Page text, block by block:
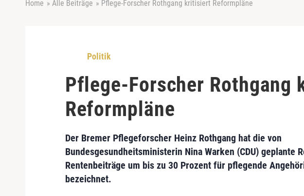
Home » Alle Beiträge » Pflege-Forscher Rothgang kritisiert Reformpläne
Politik
Pflege-Forscher
Reformpläne
Der Bremer Pflegeforscher Heinz Rothgang hat die von
Bundesgesundheitsministerin Nina Warken (CDU) geplante
Rentenbeiträge um bis zu 30 Prozent für pflegende
bezeichnet.